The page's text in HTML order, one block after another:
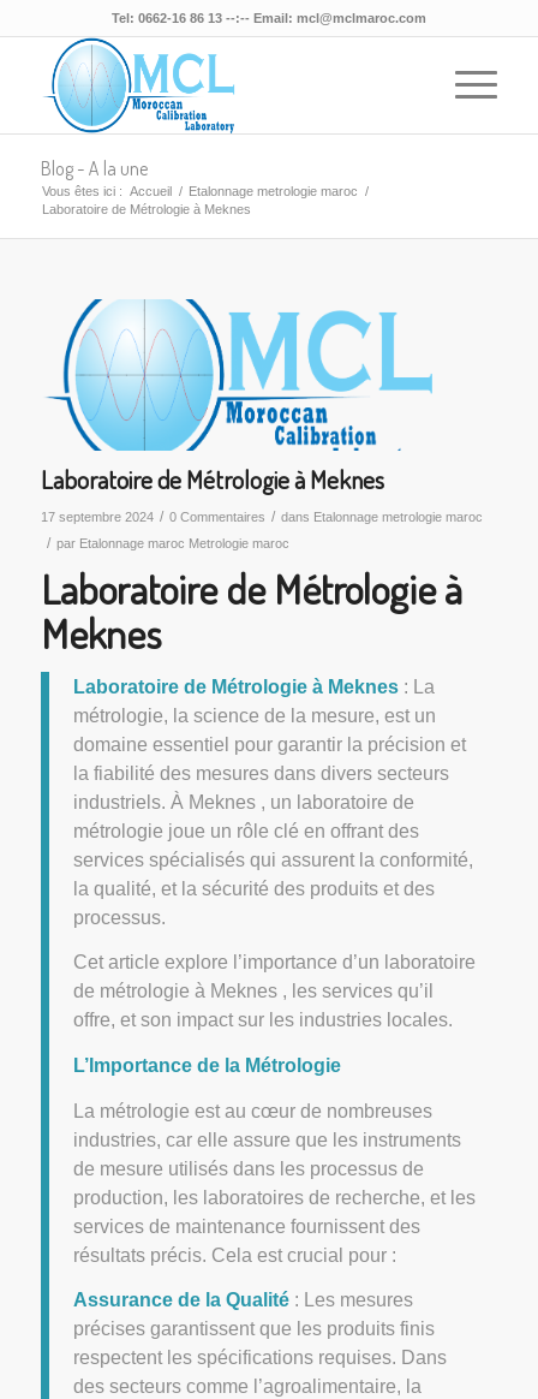
Tel: 0662-16 86 13 --:-- Email: mcl@mclmaroc.com
Blog - A la une
Vous êtes ici : Accueil / Etalonnage metrologie maroc /
Laboratoire de Métrologie à Meknes
Laboratoire de Métrologie à Meknes
17 septembre 2024 / 0 Commentaires / dans Etalonnage metrologie maroc
/ par Etalonnage maroc Metrologie maroc
Laboratoire de Métrologie à
Meknes
Laboratoire de Métrologie à Meknes : La
métrologie, la science de la mesure, est un
domaine essentiel pour garantir la précision et
la fiabilité des mesures dans divers secteurs
industriels. À Meknes , un laboratoire de
métrologie joue un rôle clé en offrant des
services spécialisés qui assurent la conformité,
la qualité, et la sécurité des produits et des
processus.
Cet article explore l’importance d’un laboratoire
de métrologie à Meknes , les services qu’il
offre, et son impact sur les industries locales.
L’Importance de la Métrologie
La métrologie est au cœur de nombreuses
industries, car elle assure que les instruments
de mesure utilisés dans les processus de
production, les laboratoires de recherche, et les
services de maintenance fournissent des
résultats précis. Cela est crucial pour :
Assurance de la Qualité: Les mesures
précises garantissent que les produits finis
respectent les spécifications requises. Dans
des secteurs comme l’agroalimentaire, la